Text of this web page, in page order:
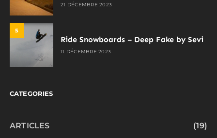
21 DÉCEMBRE 2023
5
Ride Snowboards – Deep Fake by Sevi
11 DÉCEMBRE 2023
CATEGORIES
ARTICLES (19)